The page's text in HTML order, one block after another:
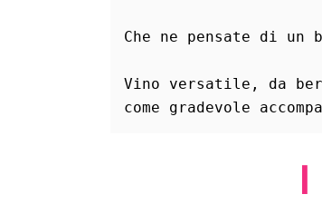
Che ne pensate di un
Vino versatile, da
come gradevole